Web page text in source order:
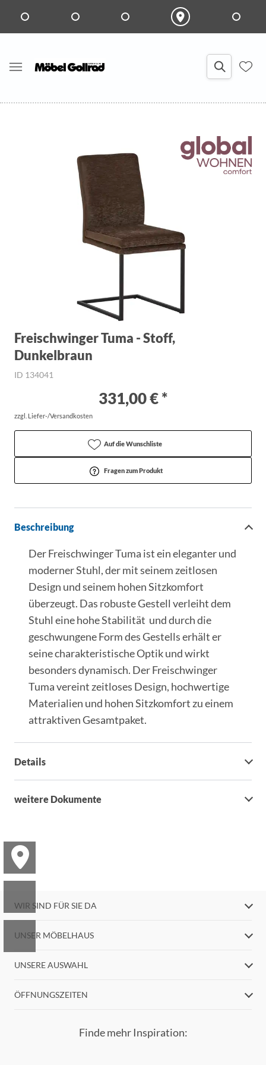
Freischwinger Tuma - Stoff,
Dunkelbraun
ID 134041
331,00 € *
zzgl. Liefer-/Versandkosten
Auf die Wunschliste
Fragen zum Produkt
Beschreibung
Der Freischwinger Tuma ist ein eleganter und
moderner Stuhl, der mit seinem zeitlosen
Design und seinem hohen Sitzkomfort
überzeugt. Das robuste Gestell verleiht dem
Stuhl eine hohe Stabilität und durch die
geschwungene Form des Gestells erhält er
seine charakteristische Optik und wirkt
besonders dynamisch. Der Freischwinger
Tuma vereint zeitloses Design, hochwertige
Materialien und hohen Sitzkomfort zu einem
attraktiven Gesamtpaket.
Details
weitere Dokumente
WIR SIND FÜR SIE DA
UNSER MÖBELHAUS
UNSERE AUSWAHL
ÖFFNUNGSZEITEN
Finde mehr Inspiration: